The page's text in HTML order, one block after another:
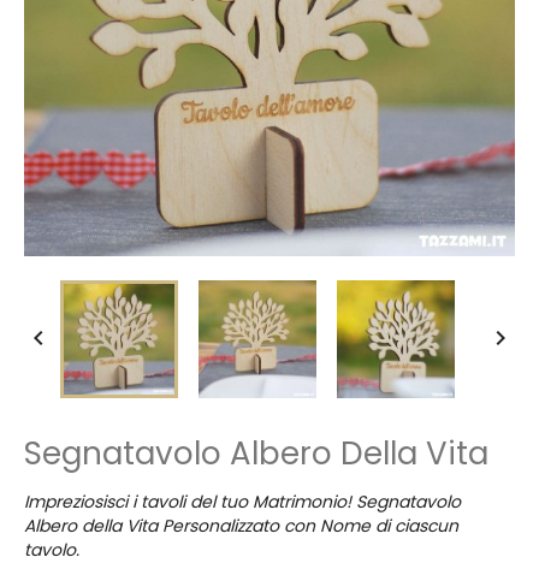
 
Segnatavolo Albero Della Vita
Impreziosisci i tavoli del tuo Matrimonio! Segnatavolo
Albero della Vita Personalizzato con Nome di ciascun
tavolo.